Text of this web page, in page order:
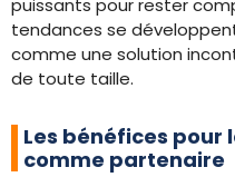
puissants pour rester
tendances se
comme une solution
de toute taille.
Les bénéfices pour
comme partenaire